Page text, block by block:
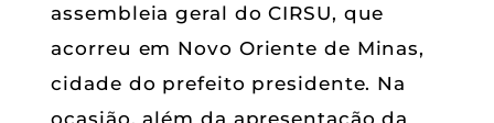
assembleia geral do CIRSU, que
acorreu em Novo Oriente de Minas,
cidade do prefeito presidente. Na
ocasião, além da apresentação da